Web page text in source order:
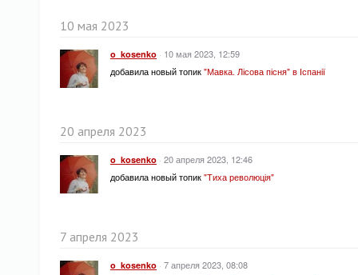
10 мая 2023
o_kosenko · 10 мая 2023, 12:59
добавила новый топик"Мавка. Лісова пісня" в Іспанії
20 апреля 2023
o_kosenko · 20 апреля 2023, 12:46
добавила новый топик"Тиха революція"
7 апреля 2023
o_kosenko · 7 апреля 2023, 08:08